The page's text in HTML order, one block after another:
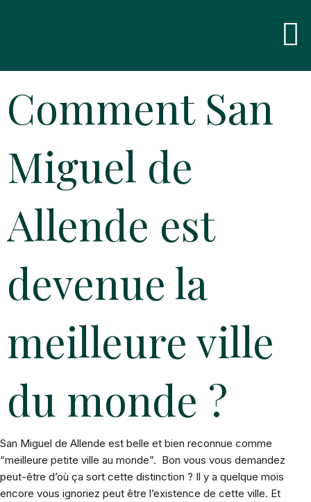
Comment San
Miguel de
Allende est
devenue la
meilleure ville
du monde ?
San Miguel de Allende est belle et bien reconnue comme
“meilleure petite ville au monde”. Bon vous vous demandez
peut-être d’où ça sort cette distinction ? Il y a quelque mois
encore vous ignoriez peut être l’existence de cette ville. Et